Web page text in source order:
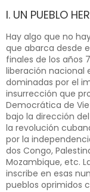
I. UN PUEBLO
Hay algo que no
que abarca desde
finales de los años
liberación nacional
dominadas por el
insurrección que
Democrática de
bajo la dirección
la revolución
por la
dos Congo,
Mozambique, etc.
inscribe en esas
pueblos oprimidos